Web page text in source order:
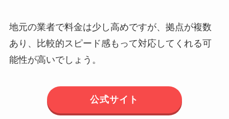
地元の業者で料金は少し高めですが、拠点が複数
あり、比較的スピード感もって対応してくれる可
能性が高いでしょう。
公式サイト